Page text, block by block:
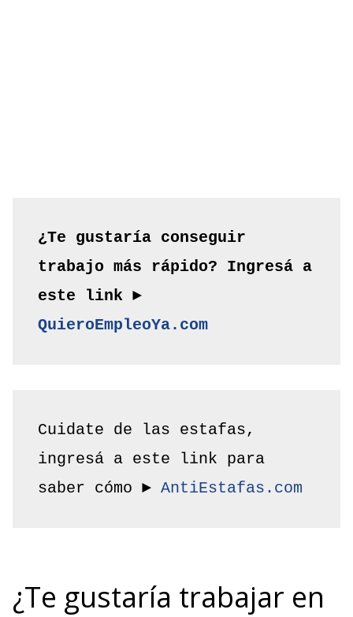
¿Te gustaría conseguir
trabajo más rápido? Ingresá a
QuieroEmpleoYa.com
Cuidate de las estafas,
ingresá a este link para
saber cómo ► AntiEstafas.com
¿Te gustaría trabajar en